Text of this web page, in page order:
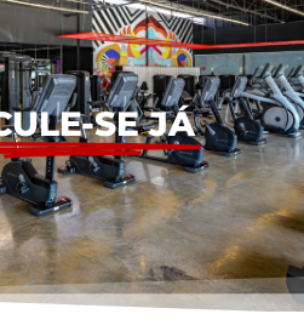
SE JÁ